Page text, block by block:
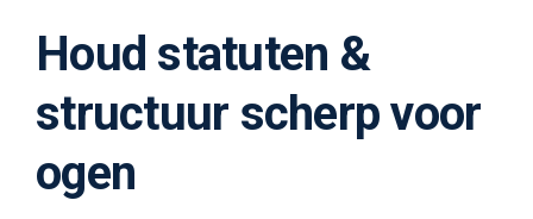
Houd statuten &
structuur scherp voor
ogen